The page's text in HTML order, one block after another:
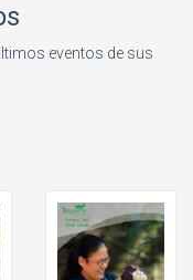
eventos de sus